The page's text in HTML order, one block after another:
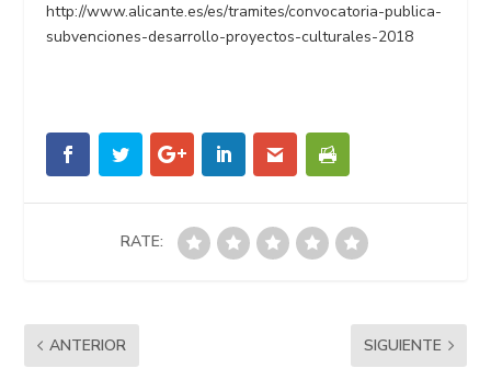
http://www.alicante.es/es/tramites/convocatoria-publica-
subvenciones-desarrollo-proyectos-culturales-2018
RATE:
ANTERIOR SIGUIENTE